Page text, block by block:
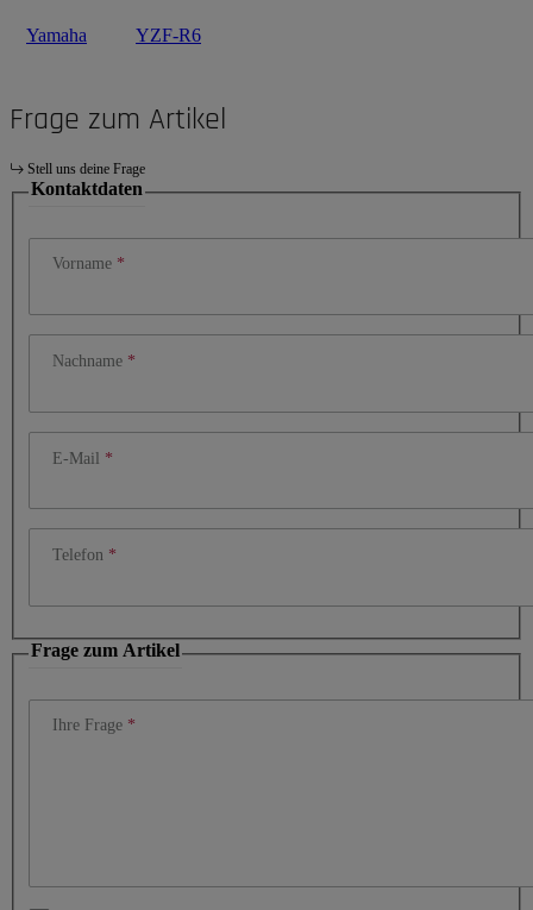
Yamaha YZF-R6
Frage zum Artikel
Stell uns deine Frage
Kontaktdaten
Vorname
Nachname
E-Mail
Telefon
Frage zum Artikel
Ihre Frage